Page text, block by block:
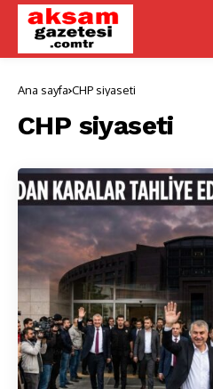
Ana sayfa CHP siyaseti
CHP siyaseti